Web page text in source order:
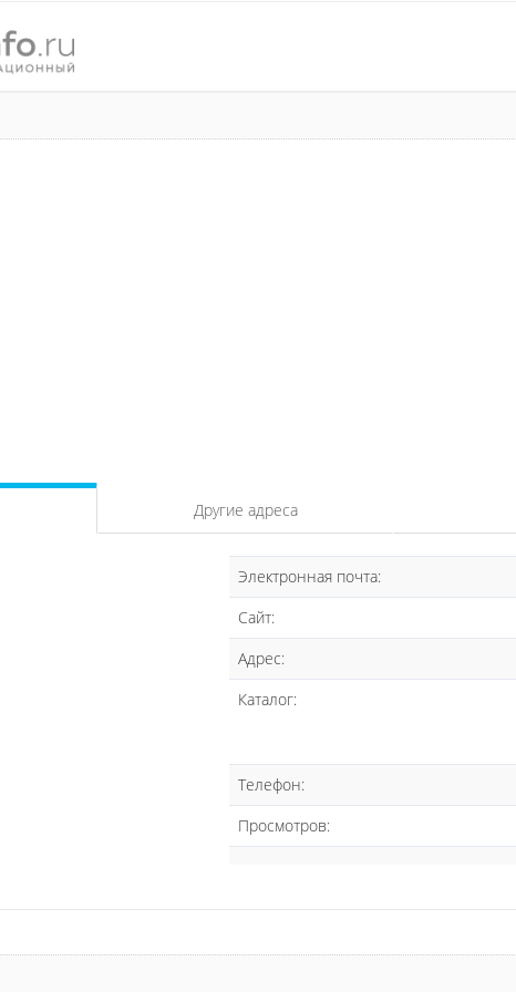
Другие адреса
Электронная почта:
Сайт:
Адрес:
Каталог:
Телефон:
Просмотров: